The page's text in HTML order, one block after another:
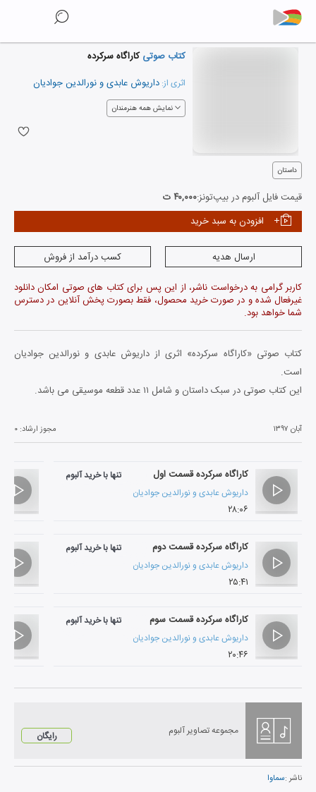
کتاب صوتی کاراگاه سرکرده
اثری از: داریوش عابدیونورالدین جوادیان
نمایش همه هنرمندان
داستان
قیمت فایل آلبوم در بیپ‌تونز:۴۰,۰۰۰ ت
افزودن به سبد خرید
ارسال هدیه
کسب درآمد از فروش
کاربر گرامی به درخواست ناشر، از این پس برای کتاب های صوتی امکان دانلود
غیرفعال شده و در صورت خرید محصول، فقط بصورت پخش آنلاین در دسترس
شما خواهد بود.
کتاب صوتی «کاراگاه سرکرده» اثری از داریوش عابدی و نورالدین جوادیان
است.
این کتاب صوتی در سبک داستان و شامل ۱۱ عدد قطعه موسیقی می باشد.
آبان ۱۳۹۷ مجوز ارشاد: ۰
کاراگاه سرکرده قسمت اول
داریوش عابدی و نورالدین جوادیان
۲۸:۰۶
تنها با خرید آلبوم
کاراگاه سرکرده قسمت دوم
داریوش عابدی و نورالدین جوادیان
۲۵:۴۱
تنها با خرید آلبوم
کاراگاه سرکرده قسمت سوم
داریوش عابدی و نورالدین جوادیان
۲۰:۴۶
تنها با خرید آلبوم
مجموعه تصاویر آلبوم رایگان
ناشر :سماوا